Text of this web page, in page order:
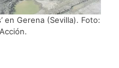
en Gerena (Sevilla). Foto: